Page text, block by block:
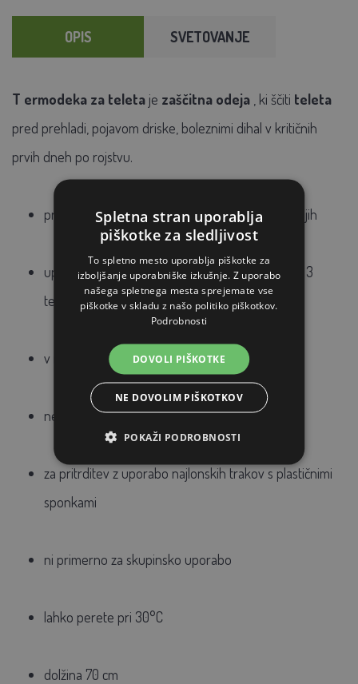
OPIS SVETOVANJE
T ermodeka za teleta je zaščitna odeja , ki ščiti teleta
pred prehladi, pojavom driske, boleznimi dihal v kritičnih
prvih dneh po rojstvu.
primerna za uporabo v hudih vremenskih nihanjih
uporabljasepo potrebi, dokler teleta niso stara 3
tedne
v rch material odporen na mehanske poškodbe
nepremočljiva, zračna
za pritrditev z uporabo najlonskih trakov s plastičnimi
sponkami
ni primerno za skupinsko uporabo
lahko perete pri 30°C
dolžina 70 cm
Spletna stran uporablja
piškotke za sledljivost
To spletno mesto uporablja piškotke za
izboljšanje uporabniške izkušnje. Z uporabo
našega spletnega mesta sprejemate vse
piškotke v skladu z našo politiko piškotkov.
Podrobnosti
DOVOLI PIŠKOTKE
NE DOVOLIM PIŠKOTKOV
POKAŽI PODROBNOSTI